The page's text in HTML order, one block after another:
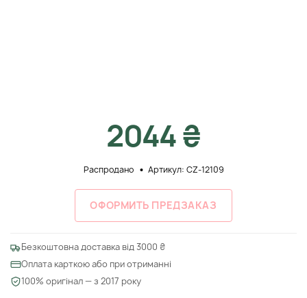
2044 ₴
Распродано Артикул: CZ-12109
ОФОРМИТЬ ПРЕДЗАКАЗ
Безкоштовна доставка від 3000 ₴
Оплата карткою або при отриманні
100% оригінал — з 2017 року